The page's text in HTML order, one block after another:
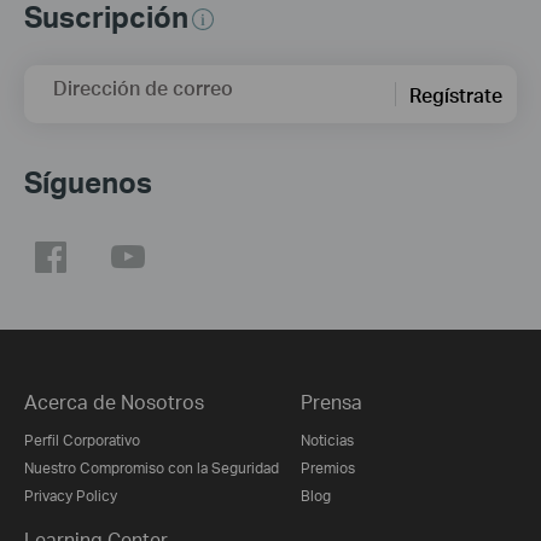
Suscripción
Dirección de correo Regístrate
Síguenos
Acerca de Nosotros
Perfil Corporativo
Nuestro Compromiso con la Seguridad
Privacy Policy
Prensa
Noticias
Premios
Blog